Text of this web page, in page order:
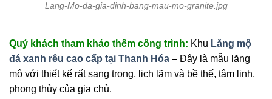
Lang-Mo-da-gia-dinh-bang-mau-mo-granite.jpg
Quý khách tham khảo thêm công trình: Khu Lăng mộ
đá xanh rêu cao cấp tại Thanh Hóa – Đây là mẫu lăng
mộ với thiết kế rất sang trọng, lịch lãm và bề thế, tâm linh,
phong thủy của gia chủ.